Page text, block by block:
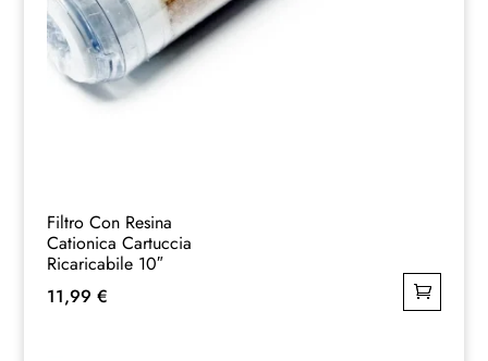
Filtro Con Resina
Cationica Cartuccia
Ricaricabile 10″
11,99 €